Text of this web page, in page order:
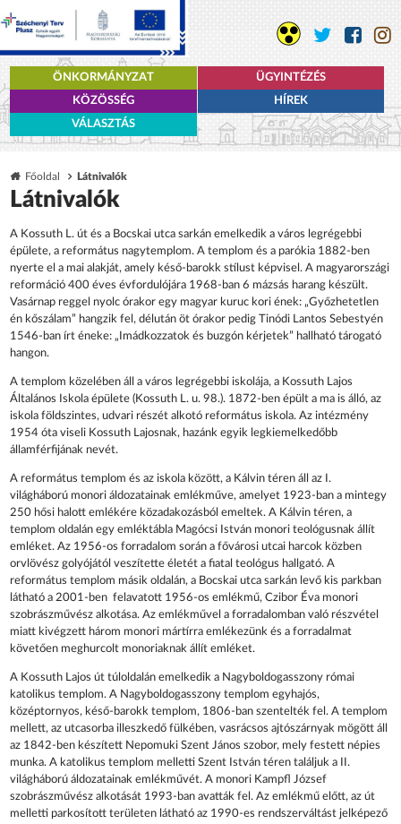
ÖNKORMÁNYZAT
ÜGYINTÉZÉS
KÖZÖSSÉG
HÍREK
VÁLASZTÁS
Főoldal Látnivalók
Látnivalók
A Kossuth L. út és a Bocskai utca sarkán emelkedik a város legrégebbi
épülete, a református nagytemplom. A templom és a parókia 1882-ben
nyerte el a mai alakját, amely késő-barokk stílust képvisel. A magyarországi
reformáció 400 éves évfordulójára 1968-ban 6 mázsás harang készült.
Vasárnap reggel nyolc órakor egy magyar kuruc kori ének: „Győzhetetlen
én kőszálam” hangzik fel, délután öt órakor pedig Tinódi Lantos Sebestyén
1546-ban írt éneke: „Imádkozzatok és buzgón kérjetek” hallható tárogató
hangon.
A templom közelében áll a város legrégebbi iskolája, a Kossuth Lajos
Általános Iskola épülete (Kossuth L. u. 98.). 1872-ben épült a ma is álló, az
iskola földszintes, udvari részét alkotó református iskola. Az intézmény
1954 óta viseli Kossuth Lajosnak, hazánk egyik legkiemelkedőbb
államférfijának nevét.
A református templom és az iskola között, a Kálvin téren áll az I.
világháború monori áldozatainak emlékműve, amelyet 1923-ban a mintegy
250 hősi halott emlékére közadakozásból emeltek. A Kálvin téren, a
templom oldalán egy emléktábla Magócsi István monori teológusnak állít
emléket. Az 1956-os forradalom során a fővárosi utcai harcok közben
orvlövész golyójától veszítette életét a fiatal teológus hallgató. A
református templom másik oldalán, a Bocskai utca sarkán levő kis parkban
látható a 2001-ben felavatott 1956-os emlékmű, Czibor Éva monori
szobrászművész alkotása. Az emlékművel a forradalomban való részvétel
miatt kivégzett három monori mártírra emlékezünk és a forradalmat
követően meghurcolt monoriaknak állít emléket.
A Kossuth Lajos út túloldalán emelkedik a Nagyboldogasszony római
katolikus templom. A Nagyboldogasszony templom egyhajós,
középtornyos, késő-barokk templom, 1806-ban szentelték fel. A templom
mellett, az utcasorba illeszkedő fülkében, vasrácsos ajtószárnyak mögött áll
az 1842-ben készített Nepomuki Szent János szobor, mely festett népies
munka. A katolikus templom melletti Szent István téren találjuk a II.
világháború áldozatainak emlékművét. A monori Kampfl József
szobrászművész alkotását 1993-ban avatták fel. Az emlékmű előtt, az út
melletti parkosított területen látható az 1990-es rendszerváltást jelképező